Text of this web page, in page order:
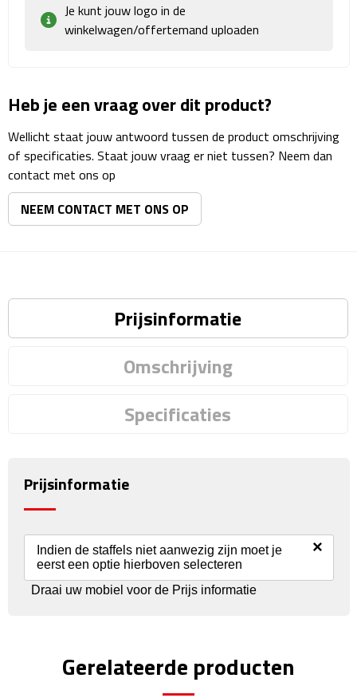
Reissetjes
Auto Accessoires
Auto luchtverfrissers
Auto onderhoud
Auto organizers
IJskrabbers
Parkeerschijven
Rijbewijs- & kentekenhoezen
Veiligheidssets
Zonneschermen
Fiets Accessoires
Je kunt jouw logo in de
winkelwagen/offertemand uploaden
Heb je een vraag over dit product?
Wellicht staat jouw antwoord tussen de product omschrijving
of specificaties. Staat jouw vraag er niet tussen? Neem dan
contact met ons op
NEEM CONTACT MET ONS OP
Prijsinformatie
Omschrijving
Specificaties
Prijsinformatie
Indien de staffels niet aanwezig zijn moet je
eerst een optie hierboven selecteren
×
Draai uw mobiel voor de Prijs informatie
Gerelateerde producten